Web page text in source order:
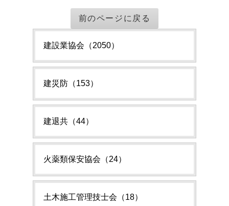
前のページに戻る
建設業協会（2050）
建災防（153）
建退共（44）
火薬類保安協会（24）
土木施工管理技士会（18）